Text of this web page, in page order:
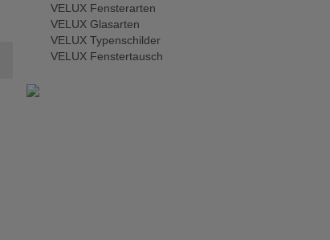
VELUX Fensterarten
VELUX Glasarten
VELUX Typenschilder
VELUX Fenstertausch